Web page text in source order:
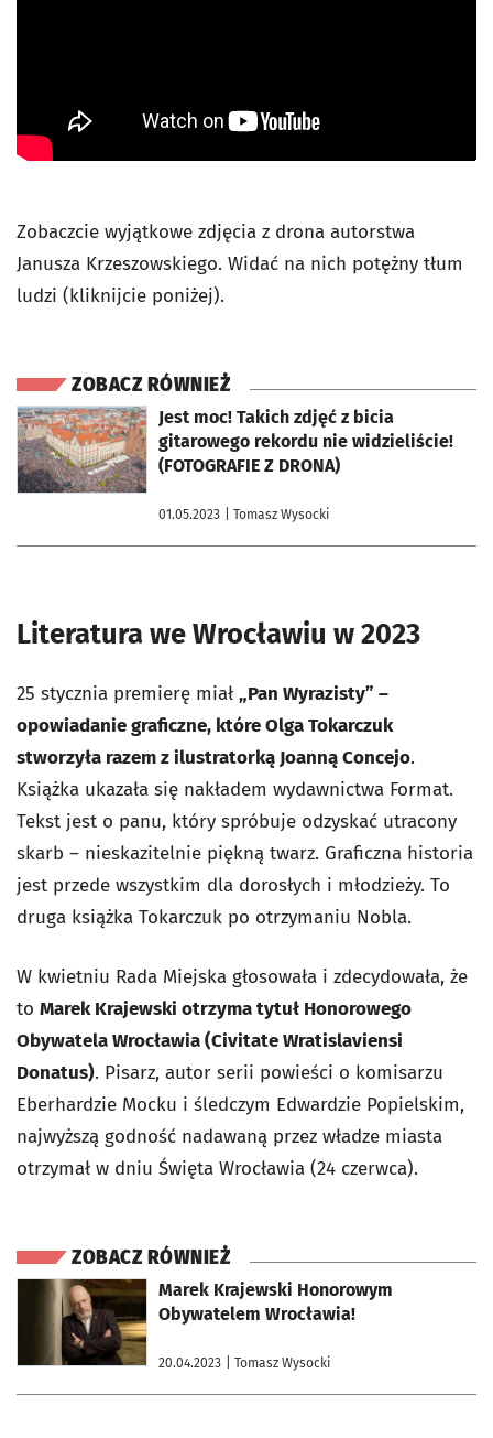
Zobaczcie wyjątkowe zdjęcia z drona autorstwa
Janusza Krzeszowskiego. Widać na nich potężny tłum
ludzi (kliknijcie poniżej).
ZOBACZ RÓWNIEŻ
Jest moc! Takich zdjęć z bicia
gitarowego rekordu nie widzieliście!
(FOTOGRAFIE Z DRONA)
01.05.2023 | Tomasz Wysocki
otworzy się w nowej karcie
Literatura we Wrocławiu w 2023
25 stycznia premierę miał„Pan Wyrazisty” –
opowiadanie graficzne, które Olga Tokarczuk
stworzyła razem z ilustratorką Joanną Concejo.
Książka ukazała się nakładem wydawnictwa Format.
Tekst jest o panu, który spróbuje odzyskać utracony
skarb – nieskazitelnie piękną twarz. Graficzna historia
jest przede wszystkim dla dorosłych i młodzieży. To
druga książka Tokarczuk po otrzymaniu Nobla.
W kwietniu Rada Miejska głosowała i zdecydowała, że
to Marek Krajewski otrzyma tytuł Honorowego
Obywatela Wrocławia (Civitate Wratislaviensi
Donatus). Pisarz, autor serii powieści o komisarzu
Eberhardzie Mocku i śledczym Edwardzie Popielskim,
najwyższą godność nadawaną przez władze miasta
otrzymałw dniu Święta Wrocławia (24 czerwca).
ZOBACZ RÓWNIEŻ
Marek Krajewski Honorowym
Obywatelem Wrocławia!
20.04.2023 | Tomasz Wysocki
otworzy się w nowej karcie